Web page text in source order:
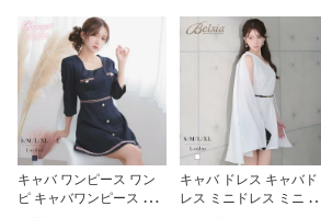
キャバ ワンピース ワン
ピ キャバワンピース レ
キャバ ドレス キャバド
レス ミニドレス ミニ キ